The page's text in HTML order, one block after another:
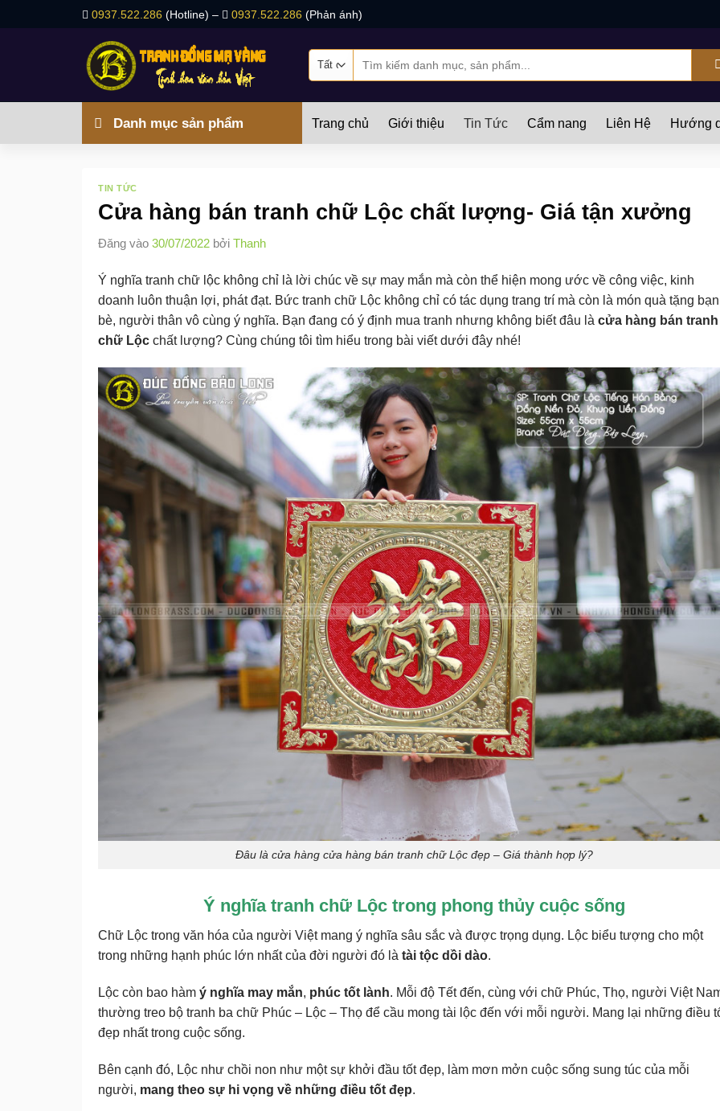
0937.522.286 (Hotline) – 0937.522.286 (Phản ánh)
kiếm:
Danh mục sản phẩm Trang chủ Giới thiệu Tin Tức Cẩm nang Liên Hệ Hướng
TIN TỨC
Cửa hàng bán tranh chữ Lộc chất lượng- Giá tận xưởng
Đăng vào 30/07/2022 bởi Thanh
Ý nghĩa tranh chữ lộc không chỉ là lời chúc về sự may mắn mà còn thể hiện mong ước về công việc, kinh
doanh luôn thuận lợi, phát đạt. Bức tranh chữ Lộc không chỉ có tác dụng trang trí mà còn là món quà tặng bạn
bè, người thân vô cùng ý nghĩa. Bạn đang có ý định mua tranh nhưng không biết đâu là cửa hàng bán tranh
chữ Lộc chất lượng? Cùng chúng tôi tìm hiểu trong bài viết dưới đây nhé!
Đâu là cửa hàng cửa hàng bán tranh chữ Lộc đẹp – Giá thành hợp lý?
Ý nghĩa tranh chữ Lộc trong phong thủy cuộc sống
Chữ Lộc trong văn hóa của người Việt mang ý nghĩa sâu sắc và được trọng dụng. Lộc biểu tượng cho một
trong những hạnh phúc lớn nhất của đời người đó là tài tộc dồi dào.
Lộc còn bao hàm ý nghĩa may mắn, phúc tốt lành. Mỗi độ Tết đến, cùng với chữ Phúc, Thọ, người Việt
thường treo bộ tranh ba chữ Phúc – Lộc – Thọ để cầu mong tài lộc đến với mỗi người. Mang lại những điều
đẹp nhất trong cuộc sống.
Bên cạnh đó, Lộc như chồi non như một sự khởi đầu tốt đẹp, làm mơn mởn cuộc sống sung túc của mỗi
người, mang theo sự hi vọng về những điều tốt đẹp.